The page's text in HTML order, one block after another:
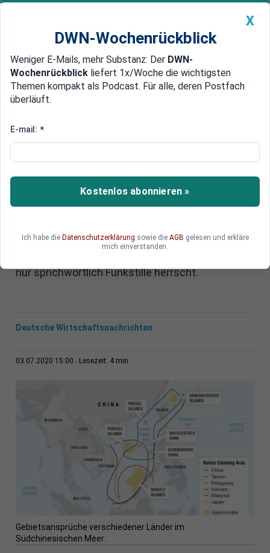
Newsticker MEIN DWN: Geldanlage Premium
Edelmetalle DWN-Magazin China
Funkstille zwischen China und
militärischen Eskalation im
Pazifik ist so hoch wie nie zuvor
Zwischenfälle ist Experten zufolge so hoch wie
nur sprichwörtlich Funkstille herrscht.
Deutsche Wirtschaftsnachrichten
03.07.2020 15:00 Lesezeit: 4 min
Gebietsansprüche verschiedener Länder im
Südchinesischen Meer.
X
DWN-Wochenrückblick
Weniger E-Mails, mehr Substanz: Der DWN-
Wochenrückblick liefert 1x/Woche die wichtigsten
Themen kompakt als Podcast. Für alle, deren Postfach
überläuft.
E-mail: *
Kostenlos abonnieren »
Ich habe die Datenschutzerklärung sowie die AGB gelesen und erkläre
mich einverstanden.